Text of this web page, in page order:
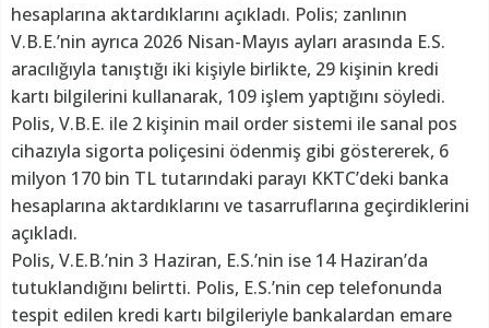
hesaplarına aktardıklarını açıkladı. Polis; zanlının
V.B.E.’nin ayrıca 2026 Nisan-Mayıs ayları arasında E.S.
aracılığıyla tanıştığı iki kişiyle birlikte, 29 kişinin kredi
kartı bilgilerini kullanarak, 109 işlem yaptığını söyledi.
Polis, V.B.E. ile 2 kişinin mail order sistemi ile sanal pos
cihazıyla sigorta poliçesini ödenmiş gibi göstererek, 6
milyon 170 bin TL tutarındaki parayı KKTC’deki banka
hesaplarına aktardıklarını ve tasarruflarına geçirdiklerini
açıkladı.
Polis, V.E.B.’nin 3 Haziran, E.S.’nin ise 14 Haziran’da
tutuklandığını belirtti. Polis, E.S.’nin cep telefonunda
tespit edilen kredi kartı bilgileriyle bankalardan emare